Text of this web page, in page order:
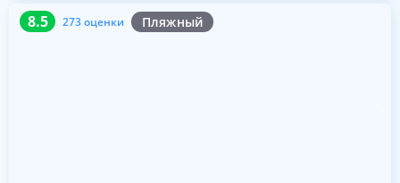
8.5 273 оценки Пляжный
8.5 273 оценки